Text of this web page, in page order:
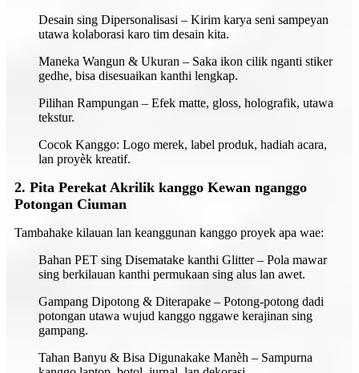
Desain sing Dipersonalisasi – Kirim karya seni sampeyan
utawa kolaborasi karo tim desain kita.
Maneka Wangun & Ukuran – Saka ikon cilik nganti stiker
gedhe, bisa disesuaikan kanthi lengkap.
Pilihan Rampungan – Efek matte, gloss, holografik, utawa
tekstur.
Cocok Kanggo: Logo merek, label produk, hadiah acara,
lan proyèk kreatif.
2. Pita Perekat Akrilik kanggo Kewan nganggo
Potongan Ciuman
Tambahake kilauan lan keanggunan kanggo proyek apa wae:
Bahan PET sing Disematake kanthi Glitter – Pola mawar
sing berkilauan kanthi permukaan sing alus lan awet.
Gampang Dipotong & Diterapake – Potong-potong dadi
potongan utawa wujud kanggo nggawe kerajinan sing
gampang.
Tahan Banyu & Bisa Digunakake Manèh – Sampurna